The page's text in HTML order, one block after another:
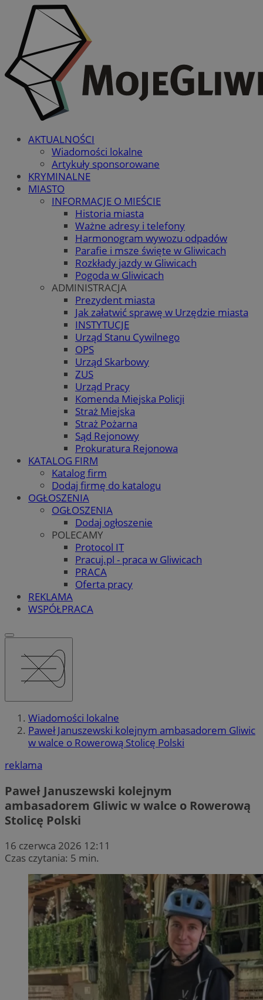
AKTUALNOŚCI
Wiadomości lokalne
Artykuły sponsorowane
KRYMINALNE
MIASTO
INFORMACJE O MIEŚCIE
Historia miasta
Ważne adresy i telefony
Harmonogram wywozu odpadów
Parafie i msze święte w Gliwicach
Rozkłady jazdy w Gliwicach
Pogoda w Gliwicach
ADMINISTRACJA
Prezydent miasta
Jak załatwić sprawę w Urzędzie miasta
INSTYTUCJE
Urząd Stanu Cywilnego
OPS
Urząd Skarbowy
ZUS
Urząd Pracy
Komenda Miejska Policji
Straż Miejska
Straż Pożarna
Sąd Rejonowy
Prokuratura Rejonowa
KATALOG FIRM
Katalog firm
Dodaj firmę do katalogu
OGŁOSZENIA
OGŁOSZENIA
Dodaj ogłoszenie
POLECAMY
Protocol IT
Pracuj.pl - praca w Gliwicach
PRACA
Oferta pracy
REKLAMA
WSPÓŁPRACA
Wiadomości lokalne
Paweł Januszewski kolejnym ambasadorem Gliwic
w walce o Rowerową Stolicę Polski
reklama
Paweł Januszewski kolejnym
ambasadorem Gliwic w walce o Rowerową
Stolicę Polski
16 czerwca 2026 12:11
Czas czytania: 5 min.